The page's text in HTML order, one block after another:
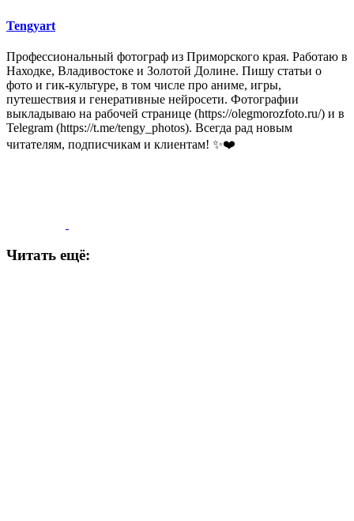
Tengyart
Профессиональный фотограф из Приморского края. Работаю в
Находке, Владивостоке и Золотой Долине. Пишу статьи о
фото и гик-культуре, в том числе про аниме, игры,
путешествия и генеративные нейросети. Фотографии
выкладываю на рабочей странице (https://olegmorozfoto.ru/) и в
Telegram (https://t.me/tengy_photos). Всегда рад новым
читателям, подписчикам и клиентам! ✨❤️
Читать ещё: